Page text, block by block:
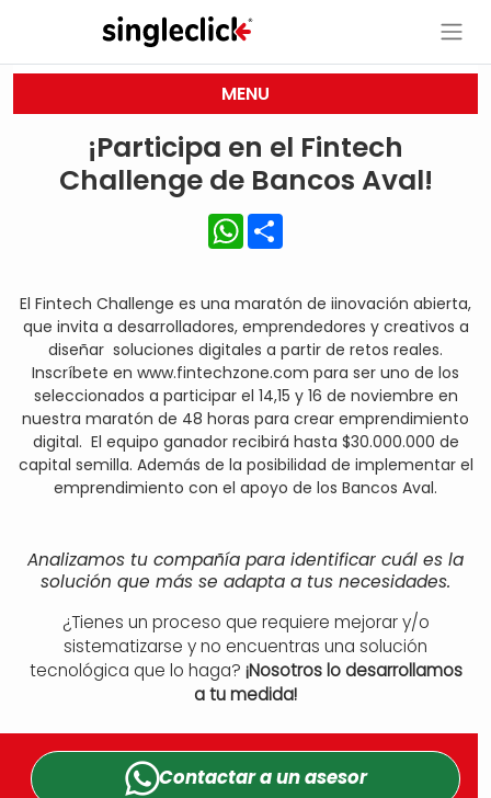
MENU
¡Participa en el Fintech
Challenge de Bancos Aval!
WhatsApp
El Fintech Challenge es una maratón de iinovación abierta,
que invita a desarrolladores, emprendedores y creativos a
diseñar soluciones digitales a partir de retos reales.
Inscríbete en www.fintechzone.com para ser uno de los
seleccionados a participar el 14,15 y 16 de noviembre en
nuestra maratón de 48 horas para crear emprendimiento
digital. El equipo ganador recibirá hasta $30.000.000 de
capital semilla. Además de la posibilidad de implementar el
emprendimiento con el apoyo de los Bancos Aval.
Analizamos tu compañía para identificar cuál es la
solución que más se adapta a tus necesidades.
¿Tienes un proceso que requiere mejorar y/o
sistematizarse y no encuentras una solución
tecnológica que lo haga? ¡Nosotros lo desarrollamos
a tu medida!
Contactar a unasesor